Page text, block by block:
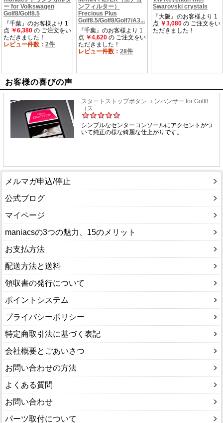
お客様の喜びの声
メルマガ申込/停止
公式ブログ
マイページ
maniacsの3つの魅力、15のメリット
お支払方法
配送方法と送料
領収書の発行について
ポイントシステム
プライバシーポリシー
特定商取引法に基づく表記
会社概要とごあいさつ
お問い合わせの方法
よくある質問
お問い合わせ
パーツ取付について